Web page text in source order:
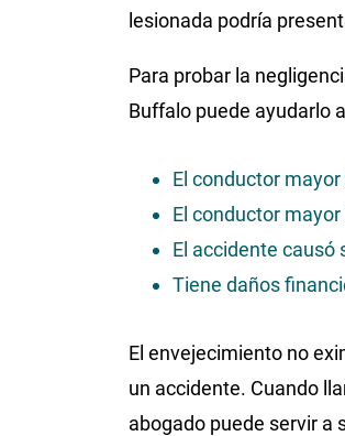
lesionada podría
Para probar la
Buffalo puede ayudarlo
El conductor
El conductor
El accidente causó
Tiene daños
El envejecimiento no
un accidente. Cuando
abogado puede servir a